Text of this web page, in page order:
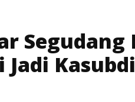
Segudang
Jadi